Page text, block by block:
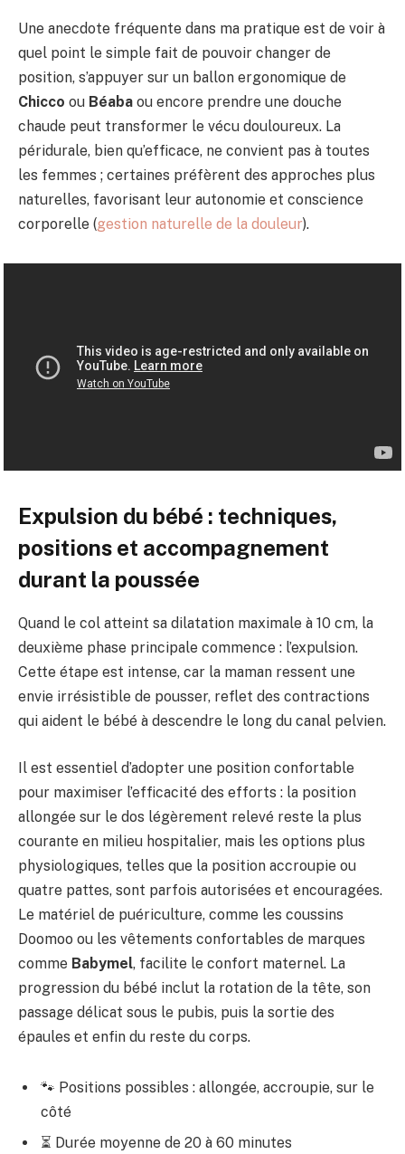
Une anecdote fréquente dans ma pratique est de voir à
quel point le simple fait de pouvoir changer de
position, s’appuyer sur un ballon ergonomique de
Chicco ou Béaba ou encore prendre une douche
chaude peut transformer le vécu douloureux. La
péridurale, bien qu’efficace, ne convient pas à toutes
les femmes ; certaines préfèrent des approches plus
naturelles, favorisant leur autonomie et conscience
corporelle (gestion naturelle de la douleur).
Expulsion du bébé : techniques,
positions et accompagnement
durant la poussée
Quand le col atteint sa dilatation maximale à 10 cm, la
deuxième phase principale commence : l’expulsion.
Cette étape est intense, car la maman ressent une
envie irrésistible de pousser, reflet des contractions
qui aident le bébé à descendre le long du canal pelvien.
Il est essentiel d’adopter une position confortable
pour maximiser l’efficacité des efforts : la position
allongée sur le dos légèrement relevé reste la plus
courante en milieu hospitalier, mais les options plus
physiologiques, telles que la position accroupie ou
quatre pattes, sont parfois autorisées et encouragées.
Le matériel de puériculture, comme les coussins
Doomoo ou les vêtements confortables de marques
comme Babymel, facilite le confort maternel. La
progression du bébé inclut la rotation de la tête, son
passage délicat sous le pubis, puis la sortie des
épaules et enfin du reste du corps.
🐾 Positions possibles : allongée, accroupie, sur le
côté
⏳ Durée moyenne de 20 à 60 minutes